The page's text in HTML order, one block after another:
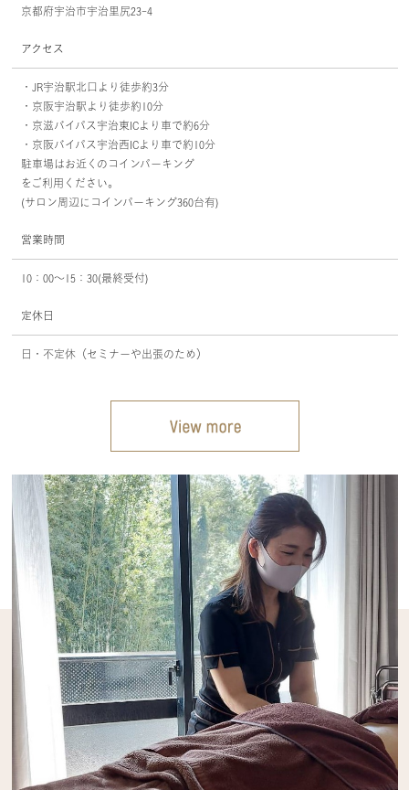
京都府宇治市宇治里尻23-4
アクセス
・JR宇治駅北口より徒歩約3分
・京阪宇治駅より徒歩約10分
・京滋バイパス宇治東ICより車で約6分
・京阪バイパス宇治西ICより車で約10分
駐車場はお近くのコインパーキング
をご利用ください。
(サロン周辺にコインパーキング360台有)
営業時間
10：00～15：30(最終受付)
定休日
日・不定休（セミナーや出張のため）